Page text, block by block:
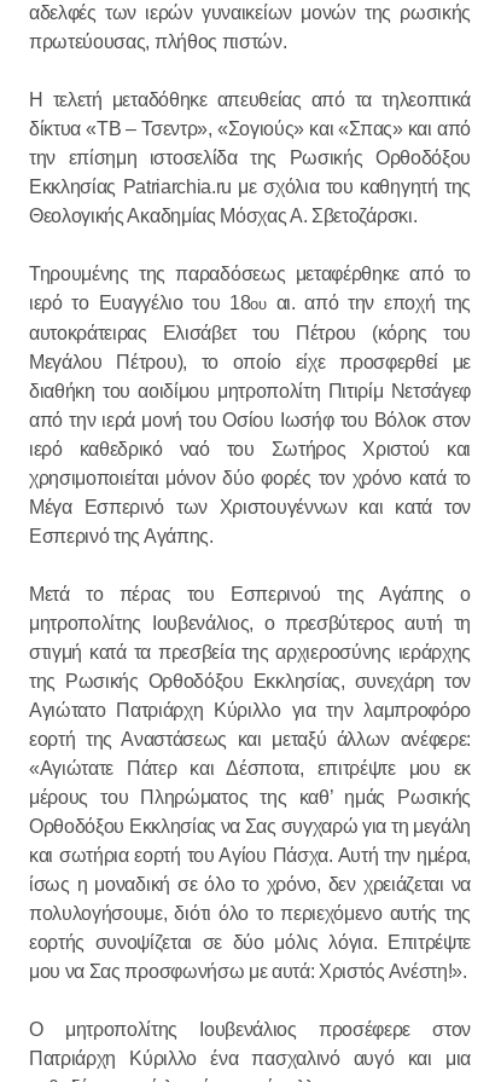
αδελφές των ιερών γυναικείων μονών της ρωσικής
πρωτεύουσας, πλήθος πιστών.
Η τελετή μεταδόθηκε απευθείας από τα τηλεοπτικά
δίκτυα «ΤΒ – Τσεντρ», «Σογιούς» και «Σπας» και από
την επίσημη ιστοσελίδα της Ρωσικής Ορθοδόξου
Εκκλησίας Patriarchia.ru με σχόλια του καθηγητή της
Θεολογικής Ακαδημίας Μόσχας Α. Σβετοζάρσκι.
Τηρουμένης της παραδόσεως μεταφέρθηκε από το
ιερό το Ευαγγέλιο του 18ουαι. από την εποχή της
αυτοκράτειρας Ελισάβετ του Πέτρου (κόρης του
Μεγάλου Πέτρου), το οποίο είχε προσφερθεί με
διαθήκη του αοιδίμου μητροπολίτη Πιτιρίμ Νετσάγεφ
από την ιερά μονή του Οσίου Ιωσήφ του Βόλοκ στον
ιερό καθεδρικό ναό του Σωτήρος Χριστού και
χρησιμοποιείται μόνον δύο φορές τον χρόνο κατά το
Μέγα Εσπερινό των Χριστουγέννων και κατά τον
Εσπερινό της Αγάπης.
Μετά το πέρας του Εσπερινού της Αγάπης ο
μητροπολίτης Ιουβενάλιος, ο πρεσβύτερος αυτή τη
στιγμή κατά τα πρεσβεία της αρχιεροσύνης ιεράρχης
της Ρωσικής Ορθοδόξου Εκκλησίας, συνεχάρη τον
Αγιώτατο Πατριάρχη Κύριλλο για την λαμπροφόρο
εορτή της Αναστάσεως και μεταξύ άλλων ανέφερε:
«Αγιώτατε Πάτερ και Δέσποτα, επιτρέψτε μου εκ
μέρους του Πληρώματος της καθ’ ημάς Ρωσικής
Ορθοδόξου Εκκλησίας να Σας συγχαρώ για τη μεγάλη
και σωτήρια εορτή του Αγίου Πάσχα. Αυτή την ημέρα,
ίσως η μοναδική σε όλο το χρόνο, δεν χρειάζεται να
πολυλογήσουμε, διότι όλο το περιεχόμενο αυτής της
εορτής συνοψίζεται σε δύο μόλις λόγια. Επιτρέψτε
μου να Σας προσφωνήσω με αυτά: Χριστός Ανέστη!».
Ο μητροπολίτης Ιουβενάλιος προσέφερε στον
Πατριάρχη Κύριλλο ένα πασχαλινό αυγό και μια